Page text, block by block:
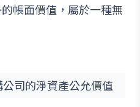
帳面價值，屬於一種無
司的淨資產公允價值